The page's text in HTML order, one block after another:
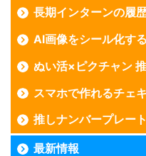
長期インターンの履
AI画像をシール化す
ぬい活×ピクチャン
スマホで作れるチェ
推しナンバープレー
最新情報